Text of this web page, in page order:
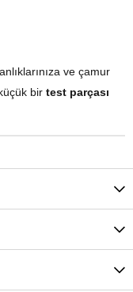
ve çamur
bir test parçası